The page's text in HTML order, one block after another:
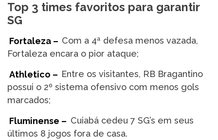
Top 3 times favoritos para garantir
SG
Fortaleza – Com a 4ª defesa menos vazada,
Fortaleza encara o pior ataque;
Athletico – Entre os visitantes, RB Bragantino
possui o 2º sistema ofensivo com menos gols
marcados;
Fluminense – Cuiabá cedeu 7 SG’s em seus
últimos 8 jogos fora de casa.